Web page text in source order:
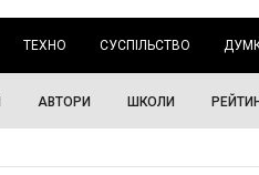
ТЕХНО СУСПІЛЬСТВО
АВТОРИ ШКОЛИ